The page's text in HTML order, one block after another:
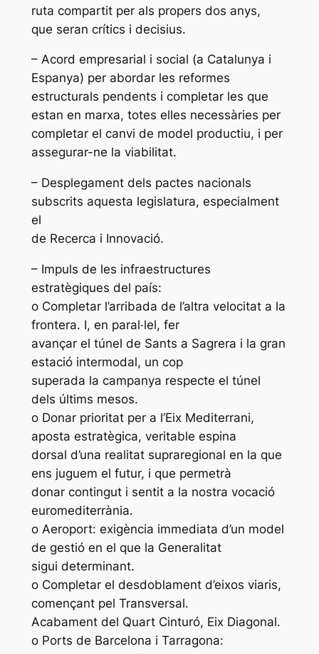
ruta compartit per als propers dos anys,
que seran crítics i decisius.
– Acord empresarial i social (a Catalunya i
Espanya) per abordar les reformes
estructurals pendents i completar les que
estan en marxa, totes elles necessàries per
completar el canvi de model productiu, i per
assegurar-ne la viabilitat.
– Desplegament dels pactes nacionals
subscrits aquesta legislatura, especialment
el
de Recerca i Innovació.
– Impuls de les infraestructures
estratègiques del país:
o Completar l’arribada de l’altra velocitat a la
frontera. I, en paral·lel, fer
avançar el túnel de Sants a Sagrera i la gran
estació intermodal, un cop
superada la campanya respecte el túnel
dels últims mesos.
o Donar prioritat per a l’Eix Mediterrani,
aposta estratègica, veritable espina
dorsal d’una realitat supraregional en la que
ens juguem el futur, i que permetrà
donar contingut i sentit a la nostra vocació
euromediterrània.
o Aeroport: exigència immediata d’un model
de gestió en el que la Generalitat
sigui determinant.
o Completar el desdoblament d’eixos viaris,
començant pel Transversal.
Acabament del Quart Cinturó, Eix Diagonal.
o Ports de Barcelona i Tarragona: